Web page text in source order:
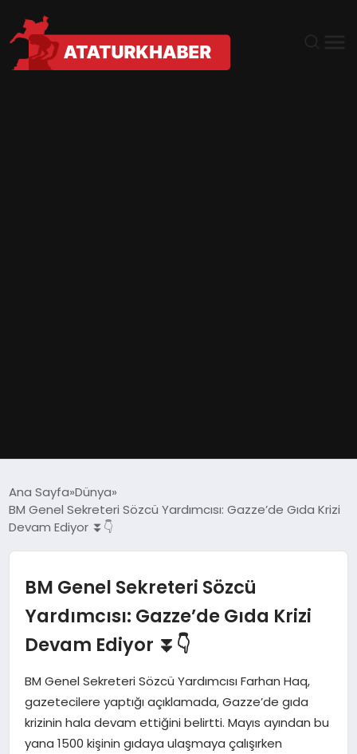
DÜNYA
MAGAZIN
SAĞLIK
SIYASET
Ana Sayfa Dünya
BM Genel Sekreteri Sözcü Yardımcısı: Gazze’de Gıda Krizi
Devam Ediyor ⏬👇
BM Genel Sekreteri Sözcü
Yardımcısı: Gazze’de Gıda Krizi
Devam Ediyor ⏬👇
BM Genel Sekreteri Sözcü Yardımcısı Farhan Haq,
gazetecilere yaptığı açıklamada, Gazze’de gıda
krizinin hala devam ettiğini belirtti. Mayıs ayından bu
yana 1500 kişinin gıdaya ulaşmaya çalışırken